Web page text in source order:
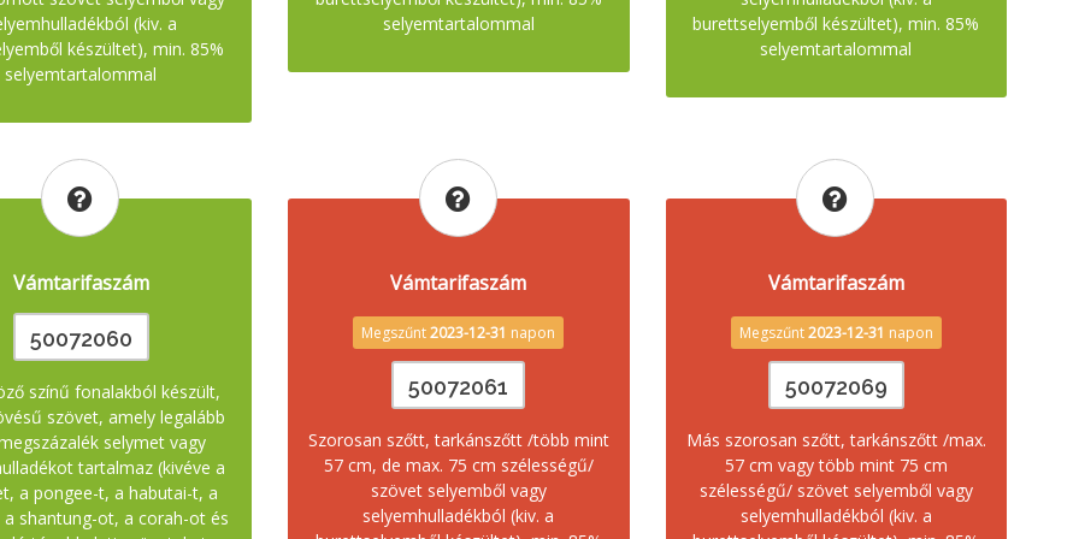
(kiv. a
készültet), min. 85%
selyemtartalommal
selyemtartalommal
burettselyemből készültet), min. 85%
selyemtartalommal
Vámtarifaszám
50072060
színű fonalakból készült,
szövet, amely legalább
selymet vagy
tartalmaz (kivéve a
a pongee-t, a habutai-t, a
shantung-ot, a corah-ot és
Vámtarifaszám
Megszűnt2023-12-31 napon
50072061
Szorosan szőtt, tarkánszőtt /több mint
57 cm, de max. 75 cm szélességű/
szövet selyemből vagy
selyemhulladékból (kiv. a
Vámtarifaszám
Megszűnt2023-12-31 napon
50072069
Más szorosan szőtt, tarkánszőtt /max.
57 cm vagy több mint 75 cm
szélességű/ szövet selyemből vagy
selyemhulladékból (kiv. a